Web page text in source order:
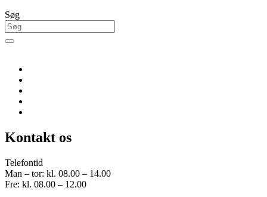
Søg
Kontakt os
Telefontid
Man – tor: kl. 08.00 – 14.00
Fre: kl. 08.00 – 12.00